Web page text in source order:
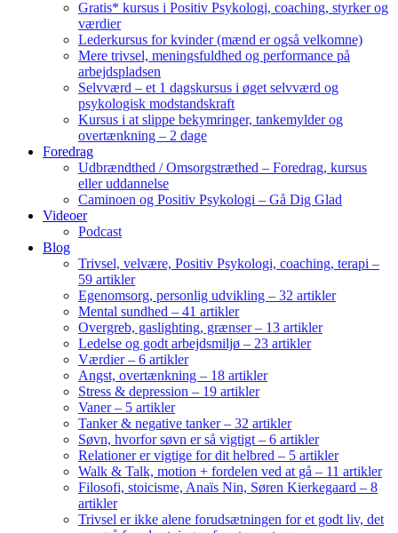
Gratis* kursus i Positiv Psykologi, coaching, styrker og
værdier
Lederkursus for kvinder (mænd er også velkomne)
Mere trivsel, meningsfuldhed og performance på
arbejdspladsen
Selvværd – et 1 dagskursus i øget selvværd og
psykologisk modstandskraft
Kursus i at slippe bekymringer, tankemylder og
overtænkning – 2 dage
Foredrag
Udbrændthed / Omsorgstræthed – Foredrag, kursus
eller uddannelse
Caminoen og Positiv Psykologi – Gå Dig Glad
Videoer
Podcast
Blog
Trivsel, velvære, Positiv Psykologi, coaching, terapi –
59 artikler
Egenomsorg, personlig udvikling – 32 artikler
Mental sundhed – 41 artikler
Overgreb, gaslighting, grænser – 13 artikler
Ledelse og godt arbejdsmiljø – 23 artikler
Værdier – 6 artikler
Angst, overtænkning – 18 artikler
Stress & depression – 19 artikler
Vaner – 5 artikler
Tanker & negative tanker – 32 artikler
Søvn, hvorfor søvn er så vigtigt – 6 artikler
Relationer er vigtige for dit helbred – 5 artikler
Walk & Talk, motion + fordelen ved at gå – 11 artikler
Filosofi, stoicisme, Anaïs Nin, Søren Kierkegaard – 8
artikler
Trivsel er ikke alene forudsætningen for et godt liv, det